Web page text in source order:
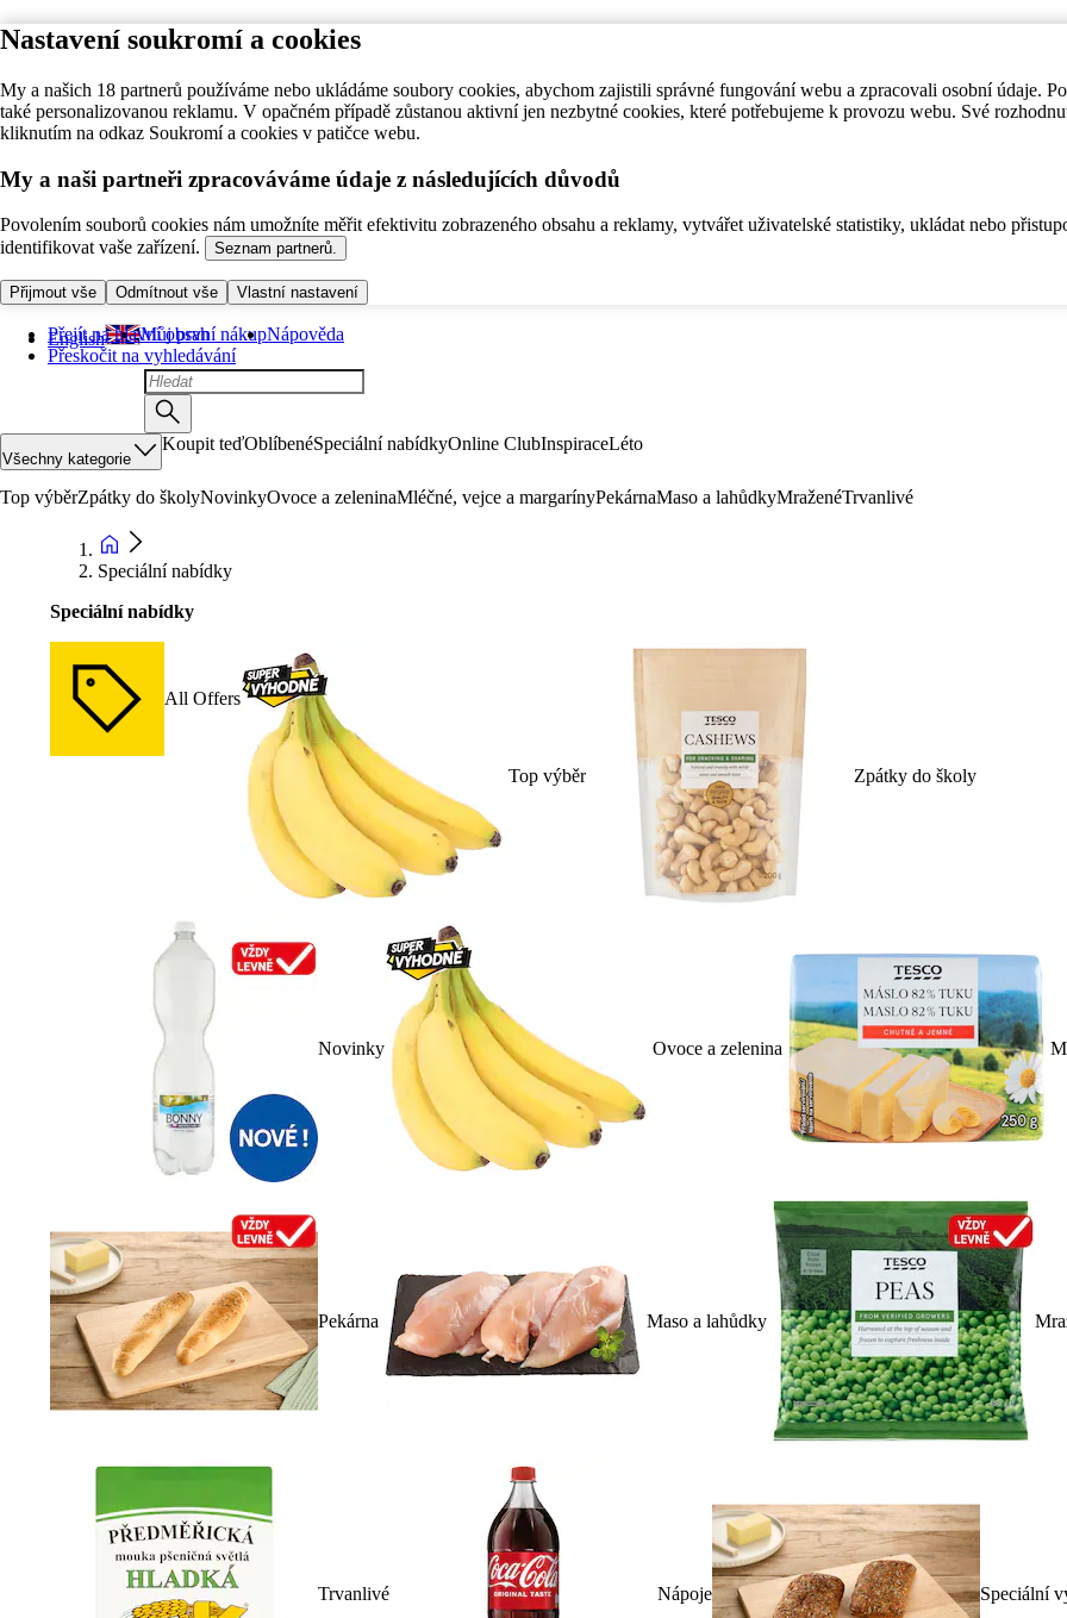
Nastavení soukromí a cookies
My a našich 18 partnerů používáme nebo ukládáme soubory cookies, abychom zajistili správné fungování webu a zpracovali osobní údaje.
také personalizovanou reklamu. V opačném případě zůstanou aktivní jen nezbytné cookies, které potřebujeme k provozu webu. Své
kliknutím na odkaz Soukromí a cookies v patičce webu.
My a naši partneři zpracováváme údaje z následujících důvodů
Povolením souborů cookies nám umožníte měřit efektivitu zobrazeného obsahu a reklamy, vytvářet uživatelské statistiky, ukládat nebo
identifikovat vaše zařízení.
Seznam partnerů.
Přijmout vše Odmítnout vše Vlastní nastavení
Přejít na hlavní obsah
Přeskočit na vyhledávání
English Můj první nákupNápověda
Všechny kategorie
Koupit teďOblíbenéSpeciální nabídkyOnline ClubInspiraceLéto
Top výběrZpátky do školyNovinkyOvoce a zeleninaMléčné, vejce a margarínyPekárnaMaso a lahůdkyMraženéTrvanlivé
Speciální nabídky
Speciální nabídky
All Offers
Top výběr Zpátky do školy
Novinky Ovoce a zelenina
Pekárna Maso a lahůdky
Trvanlivé Nápoje Speciální